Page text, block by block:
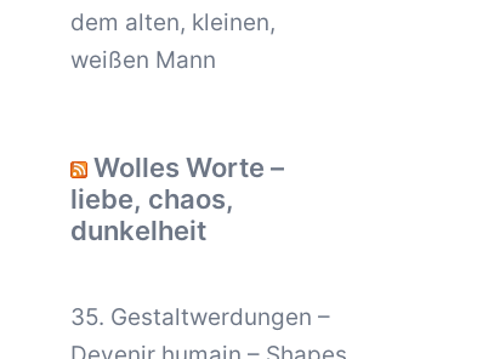
dem alten, kleinen,
weißen Mann
Wolles Worte –
liebe, chaos,
dunkelheit
35. Gestaltwerdungen –